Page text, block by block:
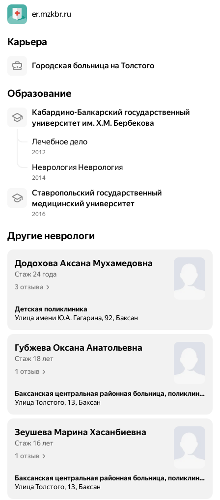
er.mzkbr.ru
Карьера
Городская больница на Толстого
Образование
Кабардино-Балкарский государственный
университет им. Х.М. Бербекова
Лечебное дело
2012
Неврология Неврология
2014
Ставропольский государственный
медицинский университет
2016
Другие неврологи
Додохова Аксана Мухамедовна
Стаж 24 года
3 отзыва
Детская поликлиника
Улица имени Ю.А. Гагарина, 92, Баксан
Губжева Оксана Анатольевна
Стаж 18 лет
1 отзыв
Баксанская центральная районная больница, поликлиническое отделение № 1
Улица Толстого, 13, Баксан
Зеушева Марина Хасанбиевна
Стаж 16 лет
1 отзыв
Баксанская центральная районная больница, поликлиническое отделение № 1
Улица Толстого, 13, Баксан